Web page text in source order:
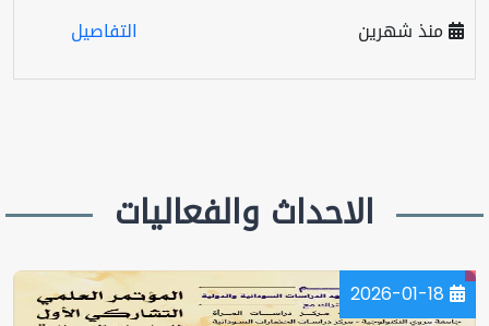
منذ شهرين
التفاصيل
الاحداث والفعاليات
2026-01-18